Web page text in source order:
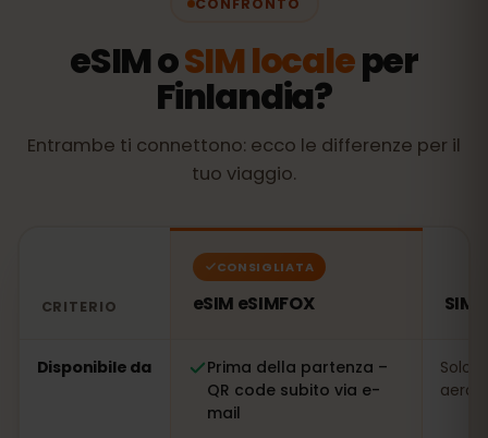
eSIM oSIM localeper
Finlandia?
Entrambe ti connettono: ecco le differenze per il
tuo viaggio.
CRITERIO
CONSIGLIATA
eSIM eSIMFOX SIM
Disponibile da
Prima della partenza –
QR code subito via e-
mail
Solo